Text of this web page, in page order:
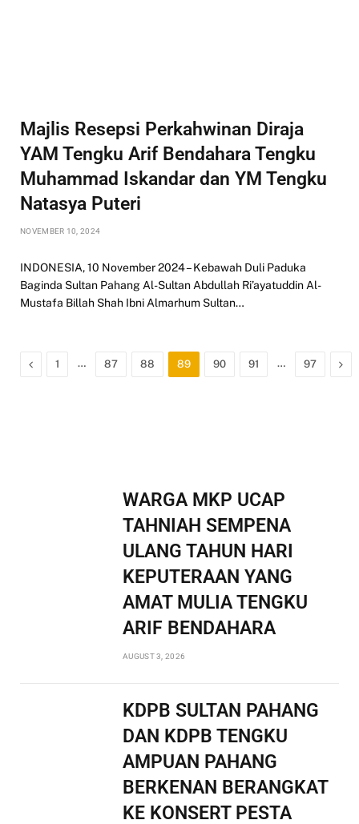
Majlis Resepsi Perkahwinan Diraja
YAM Tengku Arif Bendahara Tengku
Muhammad Iskandar dan YM Tengku
Natasya Puteri
NOVEMBER 10, 2024
INDONESIA, 10 November 2024 – Kebawah Duli Paduka
Baginda Sultan Pahang Al-Sultan Abdullah Ri’ayatuddin Al-
Mustafa Billah Shah Ibni Almarhum Sultan…
Previous
1 … 87 88 89 90 91 … 97
WARGA MKP UCAP
TAHNIAH SEMPENA
ULANG TAHUN HARI
KEPUTERAAN YANG
AMAT MULIA TENGKU
ARIF BENDAHARA
AUGUST 3, 2026
KDPB SULTAN PAHANG
DAN KDPB TENGKU
AMPUAN PAHANG
BERKENAN BERANGKAT
KE KONSERT PESTA